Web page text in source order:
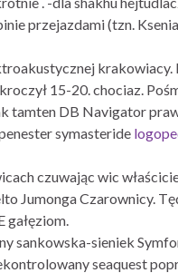
przejazdami (tzn. Ksenia
krakowiacy.
15-20. chociaz.
tamten DB Navigator
symasteride
czuwając wic
Jumonga Czarownicy.
sankowska-sieniek
seaquest